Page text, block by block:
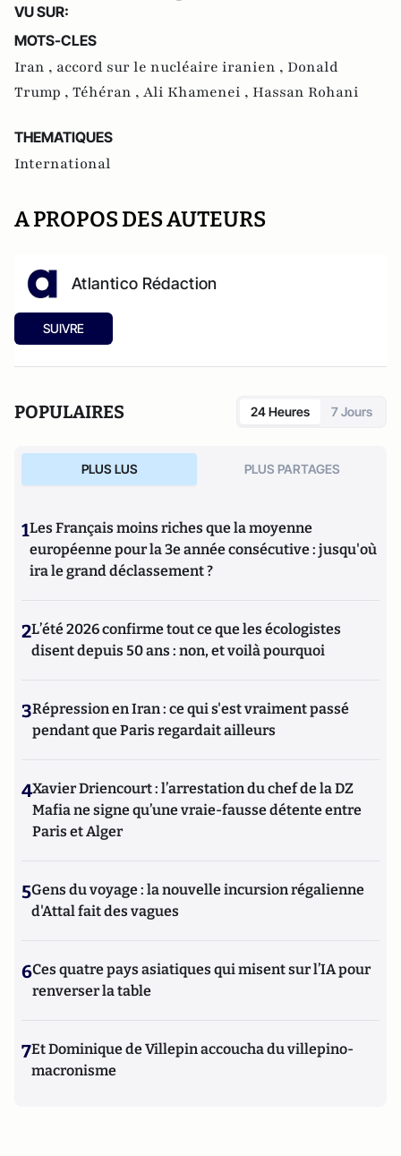
VU SUR:
MOTS-CLES
Iran , accord sur le nucléaire iranien , Donald
Trump , Téhéran , Ali Khamenei , Hassan Rohani
THEMATIQUES
International
A PROPOS DES AUTEURS
Atlantico Rédaction
SUIVRE
POPULAIRES 24 Heures 7 Jours
PLUS LUS PLUS PARTAGES
1Les Français moins riches que la moyenne
européenne pour la 3e année consécutive : jusqu'où
ira le grand déclassement ?
2L’été 2026 confirme tout ce que les écologistes
disent depuis 50 ans : non, et voilà pourquoi
3Répression en Iran : ce qui s'est vraiment passé
pendant que Paris regardait ailleurs
4Xavier Driencourt : l’arrestation du chef de la DZ
Mafia ne signe qu’une vraie-fausse détente entre
Paris et Alger
5Gens du voyage : la nouvelle incursion régalienne
d'Attal fait des vagues
6Ces quatre pays asiatiques qui misent sur l’IA pour
renverser la table
7Et Dominique de Villepin accoucha du villepino-
macronisme